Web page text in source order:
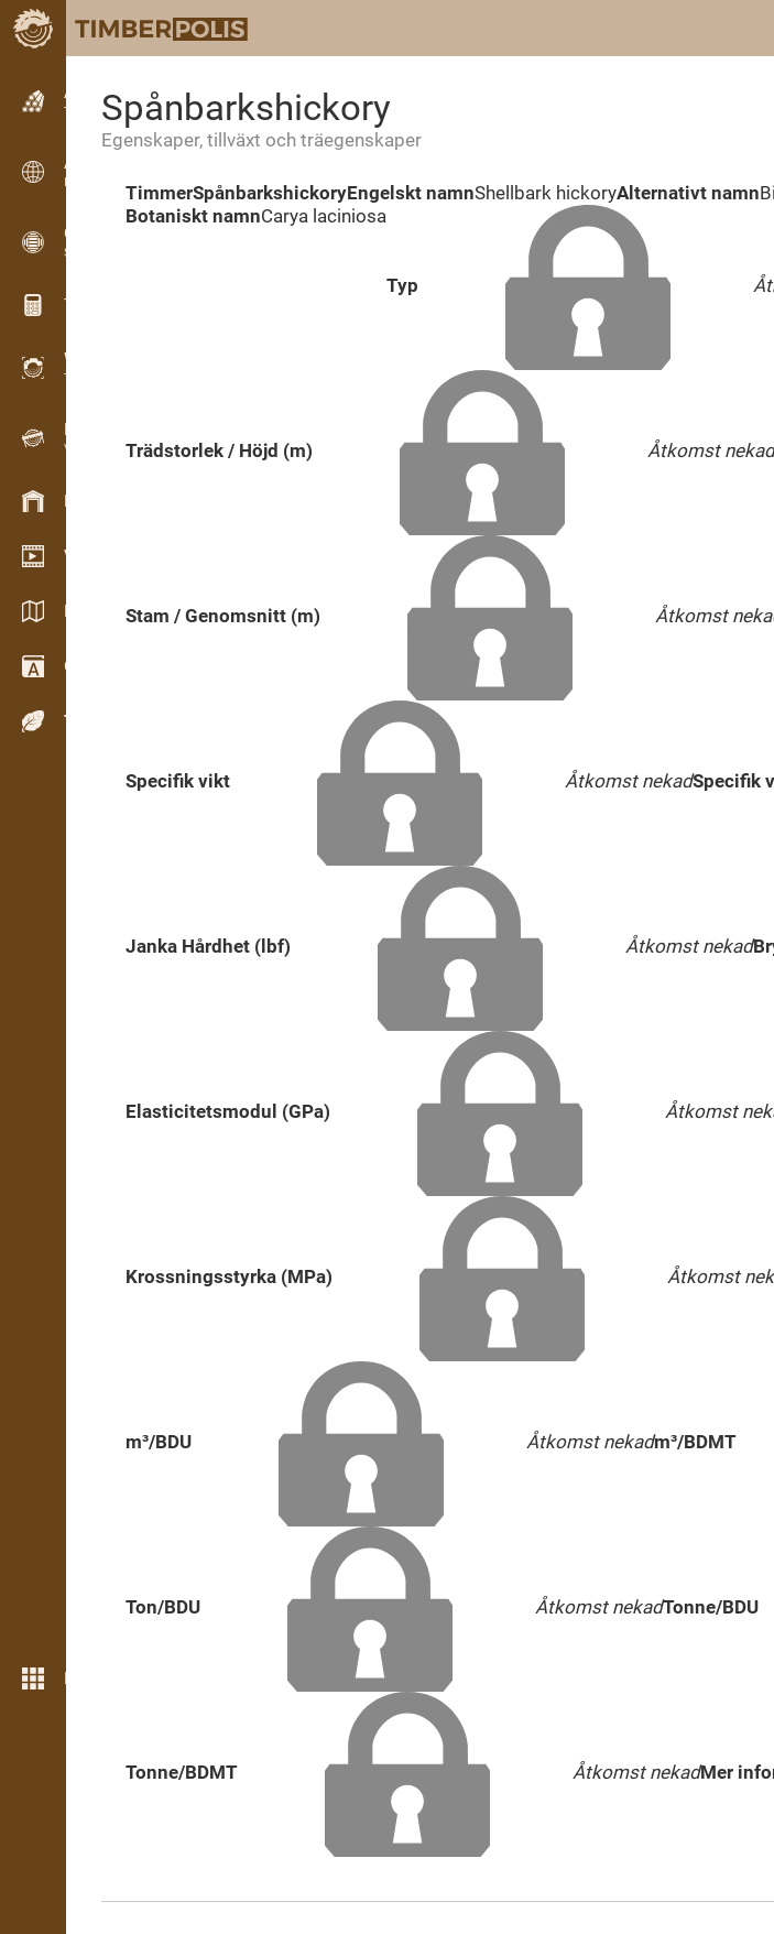
Annonsering
Textbaserade annonser
Annonsering
Internationella annonser
OPTI-TIMB
Sågmönster
Träkalkylatorer
WoodProfi
Trävolym med AI
Registrering
Virkeinventering i fält
Lagerhantering
Videoshowroom
Kataloger / Broschyrer
Ordbok
Träslag
Fler verktyg
Spånbarkshickory
Egenskaper, tillväxt och träegenskaper
TimmerSpånbarkshickoryEngelskt namnShellbark hickoryAlternativt namn
Botaniskt namnCarya laciniosa
Typ
Trädstorlek / Höjd (m) Åtkomst nekad
Stam / Genomsnitt (m) Åtkomst
Specifik vikt Åtkomst nekadSpecifik
Janka Hårdhet (lbf) Åtkomst nekad
Elasticitetsmodul (GPa) Åtkomst
Krossningsstyrka (MPa) Åtkomst
m³/BDU Åtkomst nekadm³/BDMT
Ton/BDU Åtkomst nekadTonne/BDU
Tonne/BDMT Åtkomst nekadMer